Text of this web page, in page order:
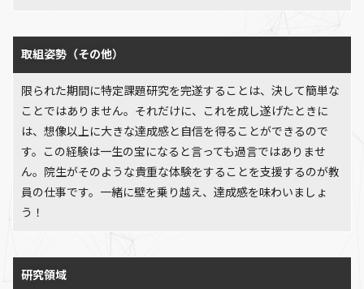
取組姿勢（その他）
限られた期間に特定課題研究を完遂することは、決して簡単な
ことではありません。それだけに、これを成し遂げたときに
は、想像以上に大きな達成感と自信を得ることができるので
す。この経験は一生の宝になると言っても過言ではありませ
ん。院生がそのような貴重な体験をすることを支援するのが教
員の仕事です。一緒に壁を乗り越え、達成感を味わいましょ
う！
研究領域